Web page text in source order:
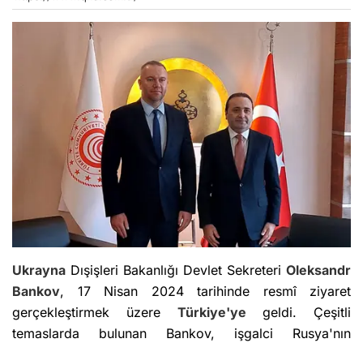
Ukrayna Dışişleri Bakanlığı Devlet Sekreteri Oleksandr
Bankov, 17 Nisan 2024 tarihinde resmî ziyaret
gerçekleştirmek üzere Türkiye'ye geldi. Çeşitli
temaslarda bulunan Bankov, işgalci Rusya'nın